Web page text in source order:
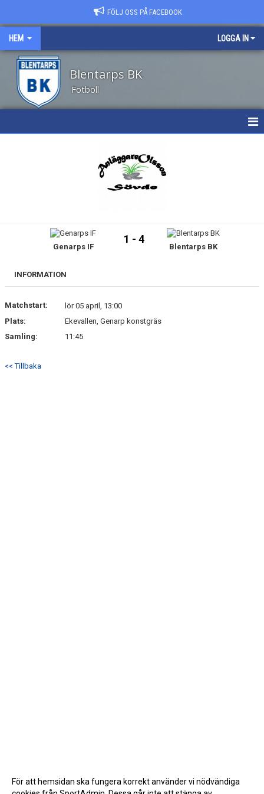
FÖLJ OSS PÅ FACEBOOK
HEM LOGGA IN
Blentarps BK
Fotboll
VÅRA LAG
GÄSTBOK
Genarps IF
1 - 4
Blentarps BK
INFORMATION
Matchstart:
lör 05 april, 13:00
Plats:
Ekevallen, Genarp konstgräs
Samling:
11:45
<< Tillbaka
För att hemsidan ska fungera korrekt använder vi nödvändiga